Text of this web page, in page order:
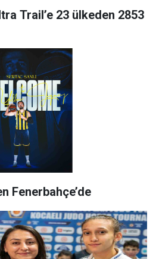
Trail’e 23 ülkeden 2853
Fenerbahçe’de